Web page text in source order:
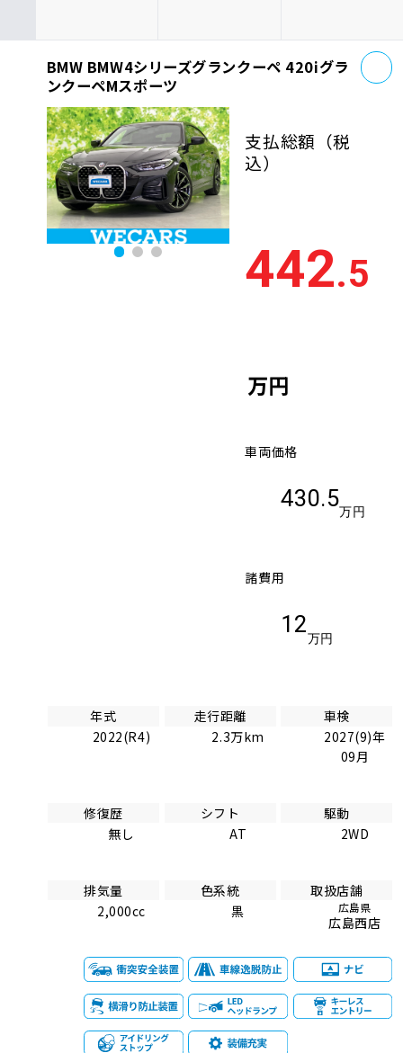
品質管理とサポート体制
お問い合わせ
企業情報 採用情報
0120-733-500
支払総
額
安い順 高
年式 新しい順
走行距
離
少ない順
排気量 大きい順
BMW BMW4シリーズグランクーペ 420iグラ
ンクーペMスポーツ
支払総額 （税
込）
442.5
万円
車両価格
430.5
万円
諸費用
12
万円
年式
2022(R4)
走行距離
2.3万km
車検
2027(9)年
09月
修復歴
無し
シフト
AT
駆動
2WD
排気量
2,000cc
色系統
黒
取扱店舗
広島県
広島西店